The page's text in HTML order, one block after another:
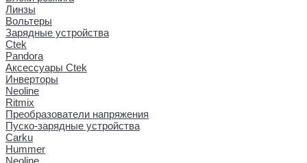
Линзы
Вольтеры
Зарядные устройства
Ctek
Pandora
Аксессуары Ctek
Инверторы
Neoline
Ritmix
Преобразователи напряжения
Пуско-зарядные устройства
Carku
Hummer
Neoline